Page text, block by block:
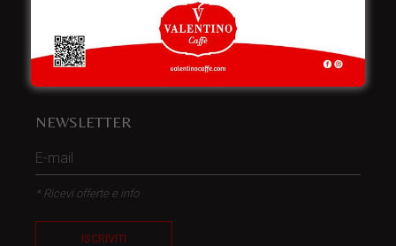
NEWSLETTER
* Ricevi offerte e info
ISCRIVITI